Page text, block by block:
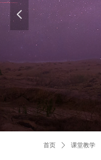
넳
首页 ꄲ 课堂教学